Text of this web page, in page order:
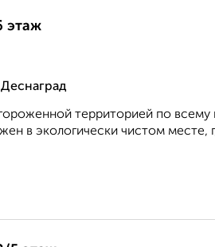
этаж
территорией по
в экологически чистом месте,